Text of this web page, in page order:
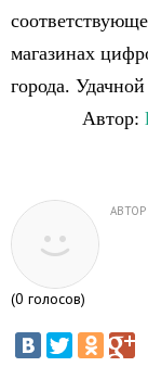
магазинах
города.
Автор:
АВТОР
(0 голосов)